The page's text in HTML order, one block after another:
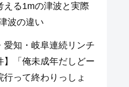
える1mの津波と実際
波の違い
愛知・岐阜連続リンチ
】「俺未成年だしどー
行って終わりっしょ